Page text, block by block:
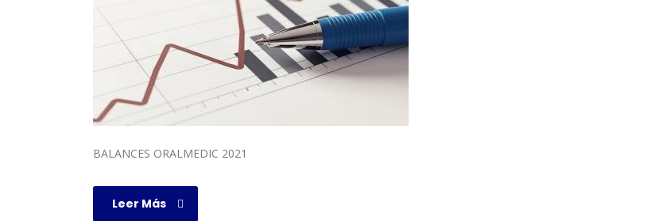
BALANCES ORALMEDIC 2021
Leer Más